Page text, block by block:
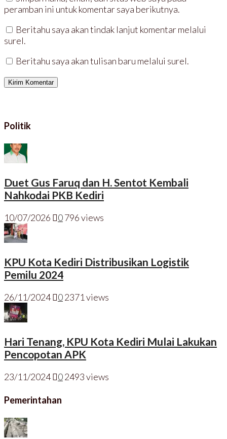
peramban ini untuk komentar saya berikutnya.
Beritahu saya akan tindak lanjut komentar melalui
surel.
Beritahu saya akan tulisan baru melalui surel.
Politik
Duet Gus Faruq dan H. Sentot Kembali
Nahkodai PKB Kediri
10/07/2026 0796 views
KPU Kota Kediri Distribusikan Logistik
Pemilu 2024
26/11/2024 02371 views
Hari Tenang, KPU Kota Kediri Mulai Lakukan
Pencopotan APK
23/11/2024 02493 views
Pemerintahan